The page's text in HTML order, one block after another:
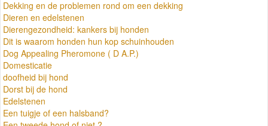
Dekking en de problemen rond om een dekking
Dieren en edelstenen
Dierengezondheid: kankers bij honden
Dit is waarom honden hun kop schuinhouden
Dog Appealing Pheromone ( D A.P.)
Domesticatie
doofheid bij hond
Dorst bij de hond
Edelstenen
Een tuigje of een halsband?